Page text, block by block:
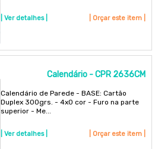
| Ver detalhes | | Orçar este item |
Calendário - CPR 2636CM
Calendário de Parede - BASE: Cartão
Duplex 300grs. - 4x0 cor - Furo na parte
superior - Me...
| Ver detalhes | | Orçar este item |